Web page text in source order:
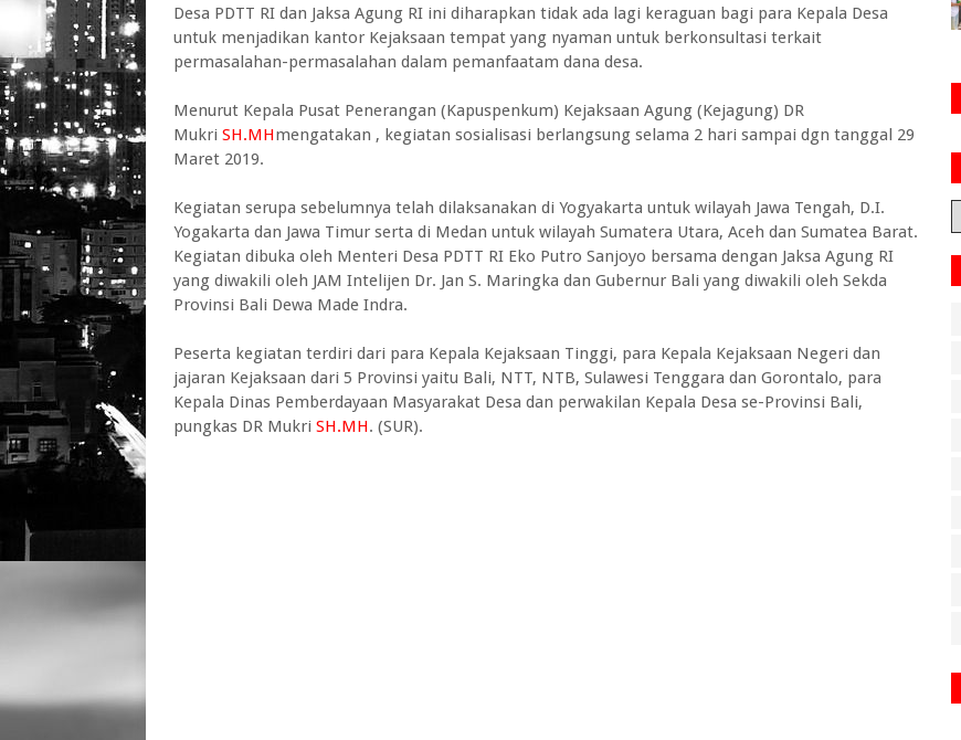
Desa PDTT RI dan Jaksa Agung RI ini diharapkan tidak ada lagi keraguan bagi para Kepala Desa
untuk menjadikan kantor Kejaksaan tempat yang nyaman untuk berkonsultasi terkait
permasalahan-permasalahan dalam pemanfaatam dana desa.
Menurut Kepala Pusat Penerangan (Kapuspenkum) Kejaksaan Agung (Kejagung) DR
Mukri SH.MHmengatakan , kegiatan sosialisasi berlangsung selama 2 hari sampai dgn tanggal 29
Maret 2019.
Kegiatan serupa sebelumnya telah dilaksanakan di Yogyakarta untuk wilayah Jawa Tengah, D.I.
Yogakarta dan Jawa Timur serta di Medan untuk wilayah Sumatera Utara, Aceh dan Sumatea Barat.
Kegiatan dibuka oleh Menteri Desa PDTT RI Eko Putro Sanjoyo bersama dengan Jaksa Agung RI
yang diwakili oleh JAM Intelijen Dr. Jan S. Maringka dan Gubernur Bali yang diwakili oleh Sekda
Provinsi Bali Dewa Made Indra.
Peserta kegiatan terdiri dari para Kepala Kejaksaan Tinggi, para Kepala Kejaksaan Negeri dan
jajaran Kejaksaan dari 5 Provinsi yaitu Bali, NTT, NTB, Sulawesi Tenggara dan Gorontalo, para
Kepala Dinas Pemberdayaan Masyarakat Desa dan perwakilan Kepala Desa se-Provinsi Bali,
pungkas DR Mukri SH.MH. (SUR).